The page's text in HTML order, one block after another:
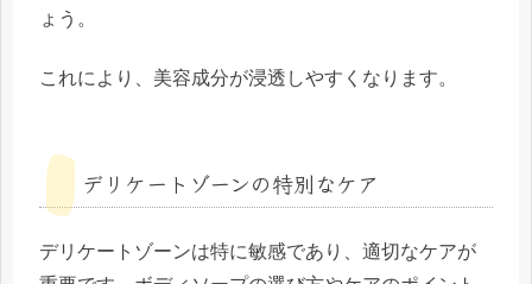
ょう。
これにより、美容成分が浸透しやすくなります。
デリケートゾーンの特別なケア
デリケートゾーンは特に敏感であり、適切なケアが